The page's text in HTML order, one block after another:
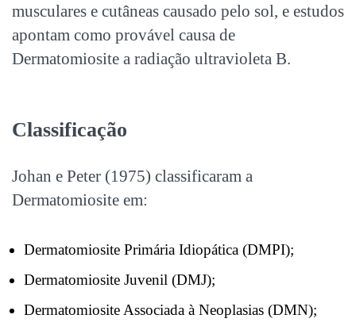
musculares e cutâneas causado pelo sol, e estudos
apontam como provável causa de
Dermatomiosite a radiação ultravioleta B.
Classificação
Johan e Peter (1975) classificaram a
Dermatomiosite em:
Dermatomiosite Primária Idiopática (DMPI);
Dermatomiosite Juvenil (DMJ);
Dermatomiosite Associada à Neoplasias (DMN);